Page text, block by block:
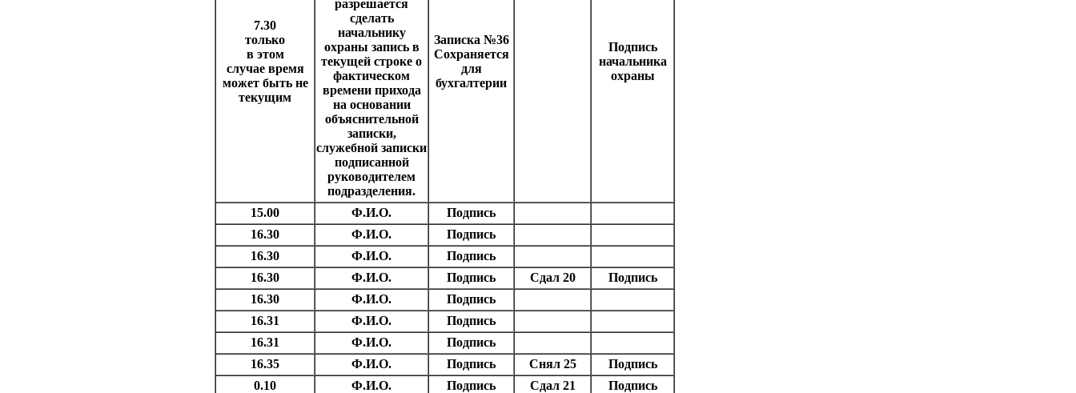
7.30
только
в этом
случае время
может быть не
текущим
разрешается
сделать
начальнику
охраны запись в
текущей строке о
фактическом
времени прихода
на основании
объяснительной
записки,
служебной записки
подписанной
руководителем
подразделения.
Записка №36
Сохраняется
для
бухгалтерии
Подпись
начальника
охраны
15.00 Ф.И.О.
Подпись
16.30
Ф.И.О.
Подпись
16.30
Ф.И.О.
Подпись
16.30
Ф.И.О. Подпись Сдал 20
Подпись
16.30
Ф.И.О.
Подпись
16.31
Ф.И.О.
Подпись
16.31
Ф.И.О.
Подпись
16.35
Ф.И.О. Подпись Снял 25
Подпись
0.10
Ф.И.О. Подпись Сдал 21 Подпись